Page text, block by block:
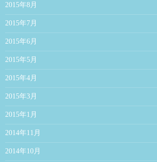
2015年8月
2015年7月
2015年6月
2015年5月
2015年4月
2015年3月
2015年1月
2014年11月
2014年10月